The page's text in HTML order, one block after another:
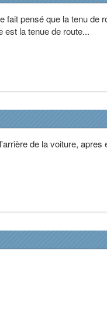
fait pensé que la tenu de
est la tenue de route...
de la voiture, apres